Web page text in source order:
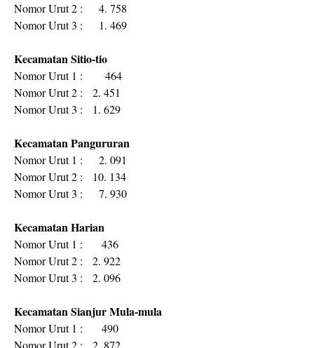
Nomor Urut 2 : 4. 758
Nomor Urut 3 : 1. 469
Kecamatan Sitio-tio
Nomor Urut 1 : 464
Nomor Urut 2 : 2. 451
Nomor Urut 3 : 1. 629
Kecamatan Pangururan
Nomor Urut 1 : 2. 091
Nomor Urut 2 : 10. 134
Nomor Urut 3 : 7. 930
Kecamatan Harian
Nomor Urut 1 : 436
Nomor Urut 2 : 2. 922
Nomor Urut 3 : 2. 096
Kecamatan Sianjur Mula-mula
Nomor Urut 1 : 490
Nomor Urut 2 : 2. 872